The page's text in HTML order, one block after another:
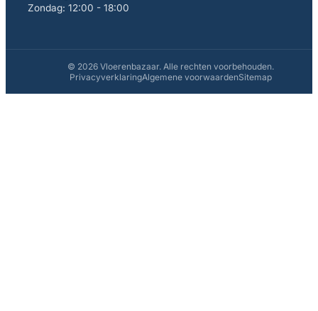
Zondag: 12:00 - 18:00
© 2026 Vloerenbazaar. Alle rechten voorbehouden.
PrivacyverklaringAlgemene voorwaardenSitemap